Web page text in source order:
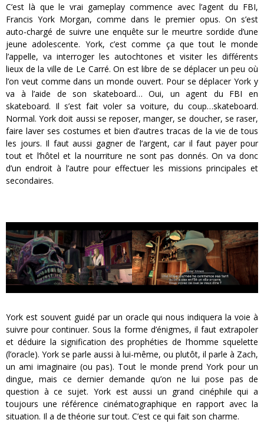
C’est là que le vrai gameplay commence avec l’agent du FBI,
Francis York Morgan, comme dans le premier opus. On s’est
auto-chargé de suivre une enquête sur le meurtre sordide d’une
jeune adolescente. York, c’est comme ça que tout le monde
l’appelle, va interroger les autochtones et visiter les différents
lieux de la ville de Le Carré. On est libre de se déplacer un peu où
l’on veut comme dans un monde ouvert. Pour se déplacer York y
va à l’aide de son skateboard… Oui, un agent du FBI en
skateboard. Il s’est fait voler sa voiture, du coup…skateboard.
Normal. York doit aussi se reposer, manger, se doucher, se raser,
faire laver ses costumes et bien d’autres tracas de la vie de tous
les jours. Il faut aussi gagner de l’argent, car il faut payer pour
tout et l’hôtel et la nourriture ne sont pas donnés. On va donc
d’un endroit à l’autre pour effectuer les missions principales et
secondaires.
York est souvent guidé par un oracle qui nous indiquera la voie à
suivre pour continuer. Sous la forme d’énigmes, il faut extrapoler
et déduire la signification des prophéties de l’homme squelette
(l’oracle). York se parle aussi à lui-même, ou plutôt, il parle à Zach,
un ami imaginaire (ou pas). Tout le monde prend York pour un
dingue, mais ce dernier demande qu’on ne lui pose pas de
question à ce sujet. York est aussi un grand cinéphile qui a
toujours une référence cinématographique en rapport avec la
situation. Il a de théorie sur tout. C’est ce qui fait son charme.